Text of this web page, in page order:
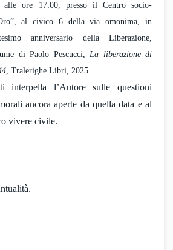
alle ore 17:00, presso il Centro socio-
al civico 6 della via omonima, in
anniversario della Liberazione,
di Paolo Pescucci, La liberazione di
, Tralerighe Libri, 2025.
interpella l’Autore sulle questioni
ancora aperte da quella data e al
vivere civile.